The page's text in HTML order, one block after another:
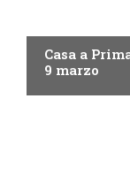
Casa a
9 marzo